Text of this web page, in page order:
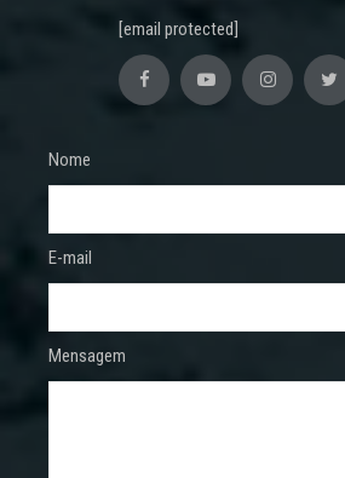
[email protected]
Nome
E-mail
Mensagem